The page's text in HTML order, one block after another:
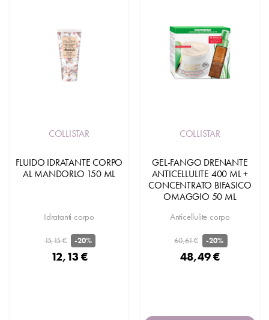
COLLISTAR
FLUIDO IDRATANTE CORPO
AL MANDORLO 150 ML
Idratanti corpo
15,15 € -20%
12,13 €
COLLISTAR
GEL-FANGO DRENANTE
ANTICELLULITE 400 ML +
CONCENTRATO BIFASICO
OMAGGIO 50 ML
Anticellulite corpo
60,61 € -20%
48,49 €